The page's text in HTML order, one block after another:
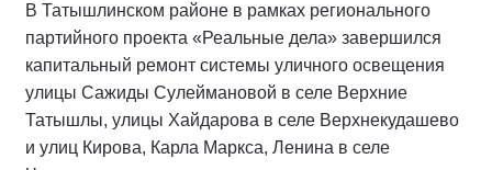
В Татышлинском районе в рамках регионального
партийного проекта «Реальные дела» завершился
капитальный ремонт системы уличного освещения
улицы Сажиды Сулеймановой в селе Верхние
Татышлы, улицы Хайдарова в селе Верхнекудашево
и улиц Кирова, Карла Маркса, Ленина в селе